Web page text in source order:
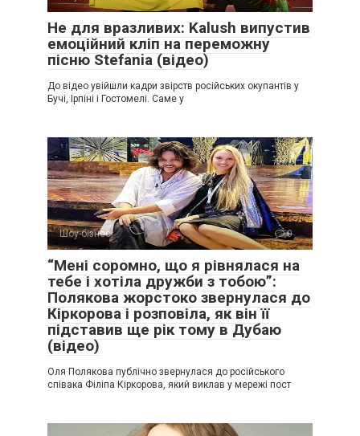
Не для вразливих: Kalush випустив
емоційний кліп на переможну
пісню Stefania (відео)
До відео увійшли кадри звірств російських окупантів у
Бучі, Ірпіні і Гостомелі. Саме у
Шоу-бізнес 0
“Мені соромно, що я рівнялася на
тебе і хотіла дружби з тобою”:
Полякова жорстоко звернулася до
Кіркорова і розповіла, як він її
підставив ще рік тому в Дубаю
(відео)
Оля Полякова публічно звернулася до російського
співака Філіпа Кіркорова, який виклав у мережі пост